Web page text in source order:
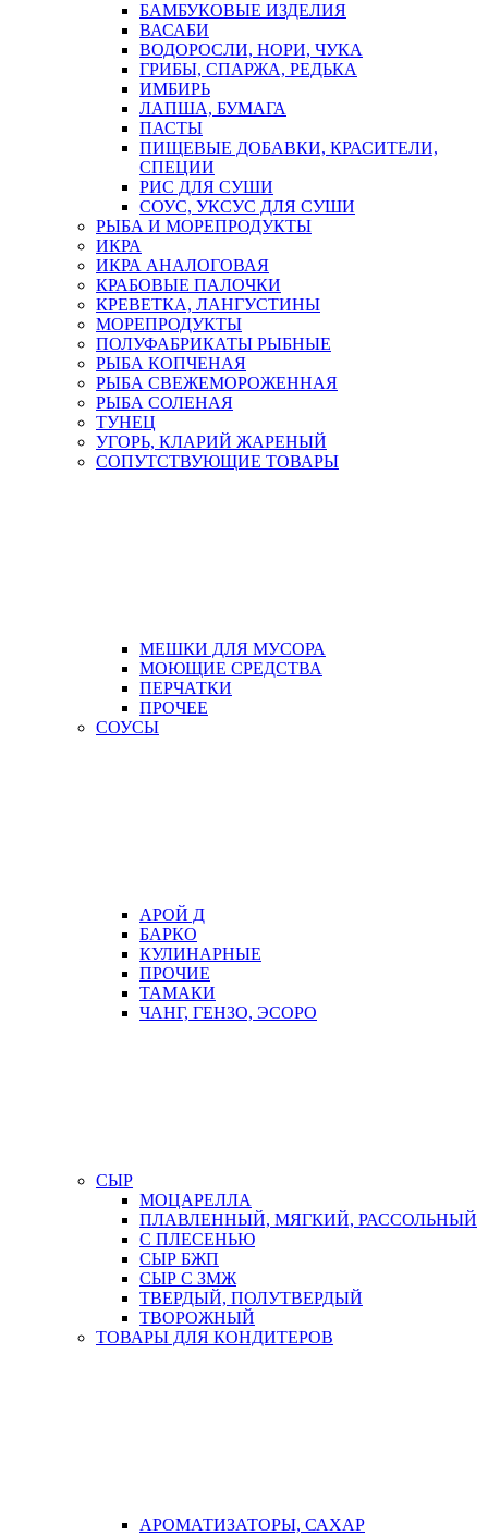
БАМБУКОВЫЕ ИЗДЕЛИЯ
ВАСАБИ
ВОДОРОСЛИ, НОРИ, ЧУКА
ГРИБЫ, СПАРЖА, РЕДЬКА
ИМБИРЬ
ЛАПША, БУМАГА
ПАСТЫ
ПИЩЕВЫЕ ДОБАВКИ, КРАСИТЕЛИ,
СПЕЦИИ
РИС ДЛЯ СУШИ
СОУС, УКСУС ДЛЯ СУШИ
РЫБА И МОРЕПРОДУКТЫ
ИКРА
ИКРА АНАЛОГОВАЯ
КРАБОВЫЕ ПАЛОЧКИ
КРЕВЕТКА, ЛАНГУСТИНЫ
МОРЕПРОДУКТЫ
ПОЛУФАБРИКАТЫ РЫБНЫЕ
РЫБА КОПЧЕНАЯ
РЫБА СВЕЖЕМОРОЖЕННАЯ
РЫБА СОЛЕНАЯ
ТУНЕЦ
УГОРЬ, КЛАРИЙ ЖАРЕНЫЙ
СОПУТСТВУЮЩИЕ ТОВАРЫ
МЕШКИ ДЛЯ МУСОРА
МОЮЩИЕ СРЕДСТВА
ПЕРЧАТКИ
ПРОЧЕЕ
СОУСЫ
АРОЙ Д
БАРКО
КУЛИНАРНЫЕ
ПРОЧИЕ
ТАМАКИ
ЧАНГ, ГЕНЗО, ЭСОРО
СЫР
МОЦАРЕЛЛА
ПЛАВЛЕННЫЙ, МЯГКИЙ, РАССОЛЬНЫЙ
С ПЛЕСЕНЬЮ
СЫР БЖП
СЫР С ЗМЖ
ТВЕРДЫЙ, ПОЛУТВЕРДЫЙ
ТВОРОЖНЫЙ
ТОВАРЫ ДЛЯ КОНДИТЕРОВ
АРОМАТИЗАТОРЫ, САХАР